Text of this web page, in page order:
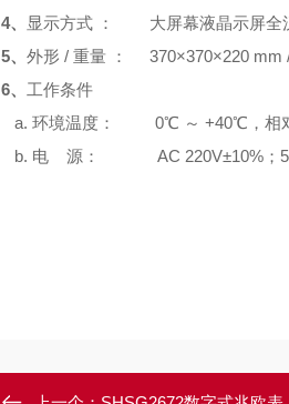
4、
显示方式 ： 大屏幕液晶示屏全
5、 外形 / 重量 ： 370×370×220 mm
6、 工作条件
a. 环境温度： 0℃ ～ +40℃，相对
b. 电 源： AC 220V±10%；